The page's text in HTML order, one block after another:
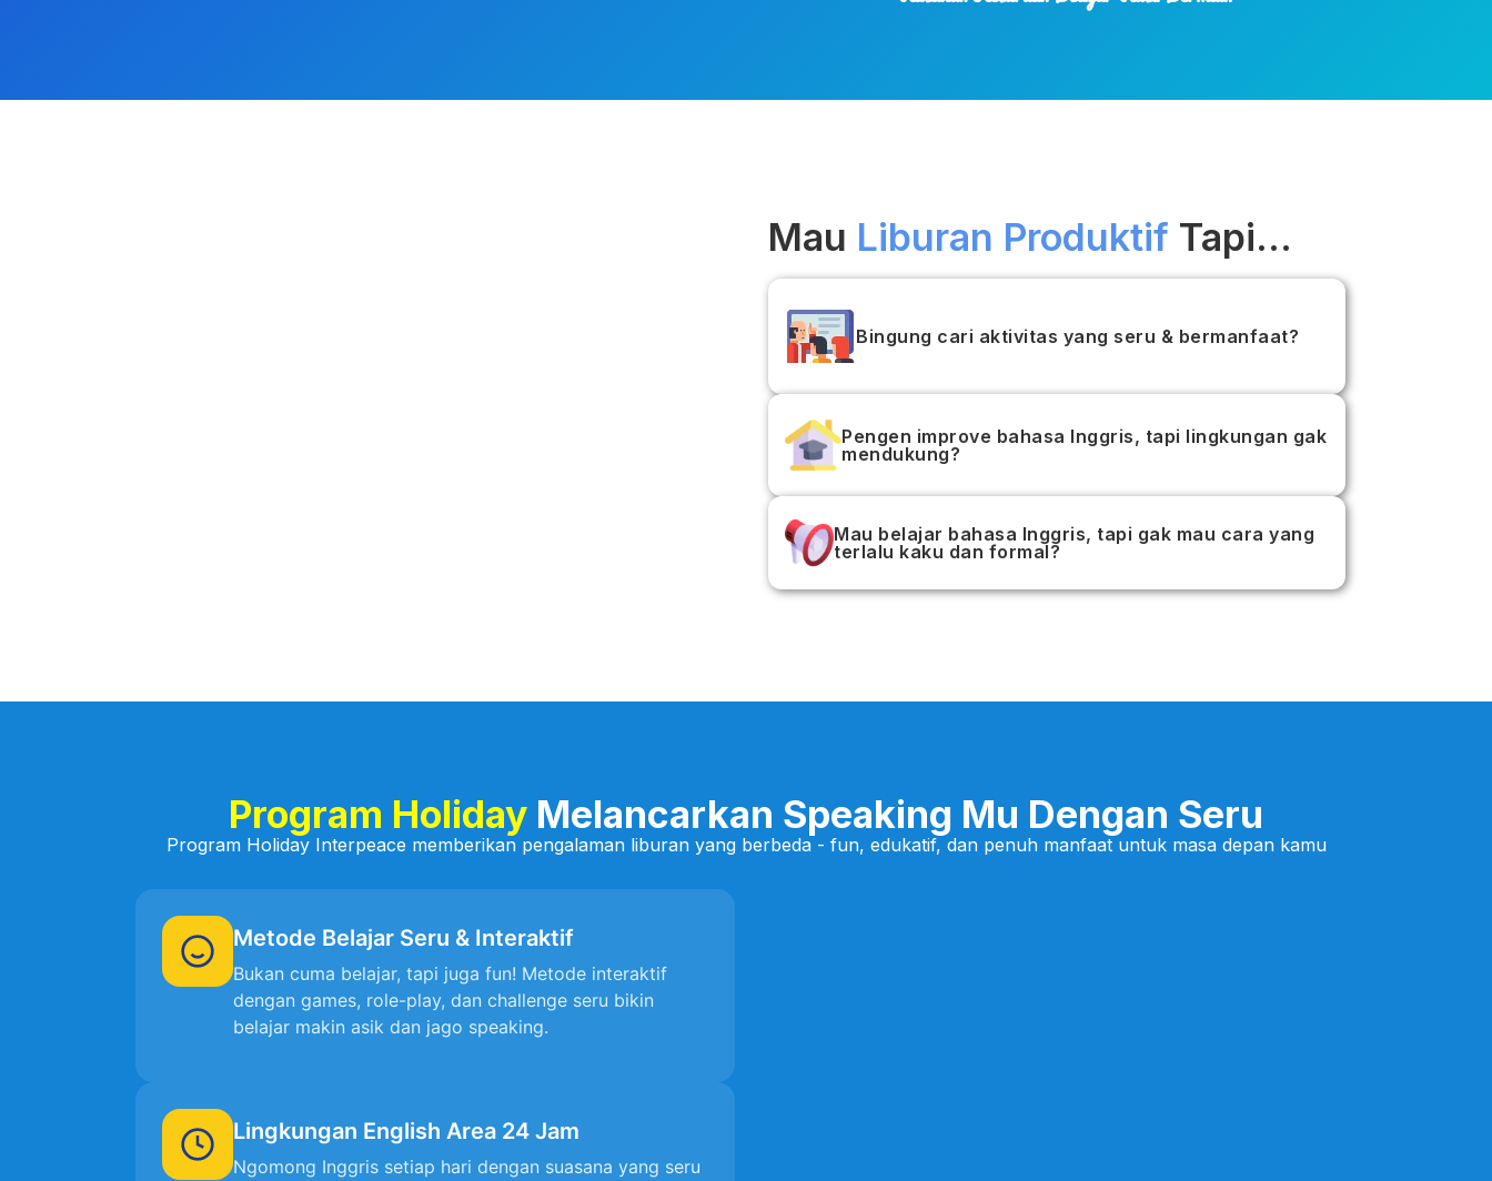
Mau Liburan Produktif Tapi...
Bingung cari aktivitas yang seru & bermanfaat?
Pengen improve bahasa Inggris, tapi lingkungan gak
mendukung?
Mau belajar bahasa Inggris, tapi gak mau cara yang
terlalu kaku dan formal?
Program Holiday Melancarkan Speaking Mu Dengan Seru
Program Holiday Interpeace memberikan pengalaman liburan yang berbeda - fun, edukatif, dan penuh manfaat untuk masa depan kamu
Metode Belajar Seru & Interaktif
Bukan cuma belajar, tapi juga fun! Metode interaktif
dengan games, role-play, dan challenge seru bikin
belajar makin asik dan jago speaking.
Lingkungan English Area 24 Jam
Ngomong Inggris setiap hari dengan suasana yang seru